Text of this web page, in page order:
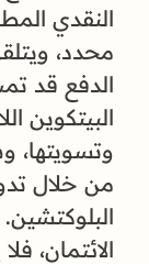
النقدي
محدد،
الدفع قد
البيتكوين
وتسويتها،
من خلال
الائتمان،